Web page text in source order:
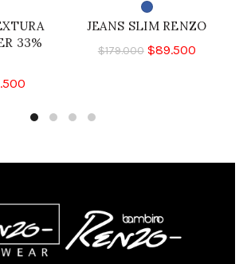
33%
JEANS SLIM RENZO
$179.000 $89.500